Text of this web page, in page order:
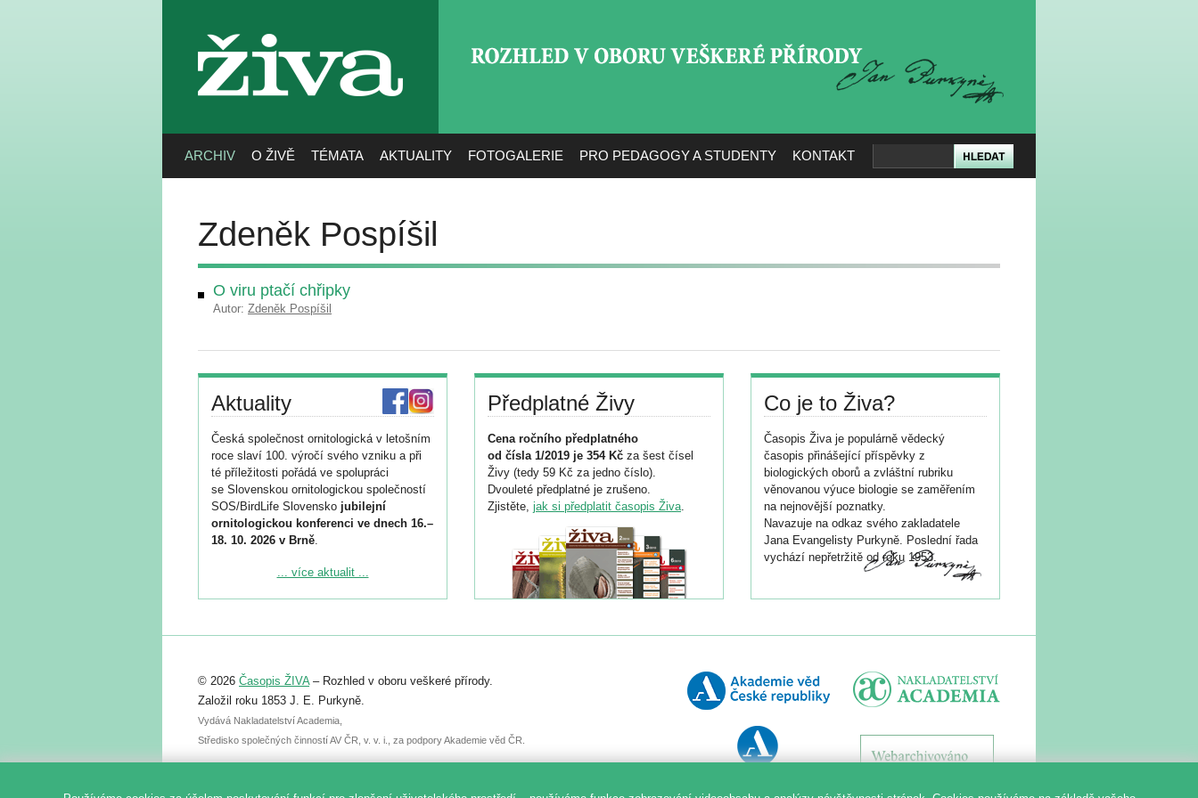
živa
ARCHIV O ŽIVĚ TÉMATA AKTUALITY FOTOGALERIE PRO PEDAGOGY A STUDENTY KONTAKT
Zdeněk Pospíšil
O viru ptačí chřipky
Autor: Zdeněk Pospíšil
Aktuality
Česká společnost ornitologická v letošním
roce slaví 100. výročí svého vzniku a při
té příležitosti pořádá ve spolupráci
se Slovenskou ornitologickou společností
SOS/BirdLife Slovensko jubilejní
ornitologickou konferenci ve dnech 16.–
18. 10. 2026 v Brně.
Podrobnější informace ke konferenci
Registrovat se můžete do 6. září.
abstraktu přihlášené přednášky nebo
posteru je už 30. června.
... více aktualit ...
Předplatné Živy
Cena ročního předplatného
od čísla 1/2019 je 354 Kč za šest čísel
Živy (tedy 59 Kč za jedno číslo).
Dvouleté předplatné je zrušeno.
Zjistěte, jak si předplatit časopis Živa.
Co je to Živa?
Časopis Živa je populárně vědecký
časopis přinášející příspěvky z
biologických oborů a zvláštní rubriku
věnovanou výuce biologie se zaměřením
na nejnovější poznatky.
Navazuje na odkaz svého zakladatele
Jana Evangelisty Purkyně. Poslední řada
vychází nepřetržitě od roku 1953.
© 2026 Časopis ŽIVA– Rozhled v oboru veškeré přírody.
Založil roku 1853 J. E. Purkyně.
Vydává Nakladatelství Academia,
Středisko společných činností AV ČR, v. v. i., za podpory Akademie věd ČR.